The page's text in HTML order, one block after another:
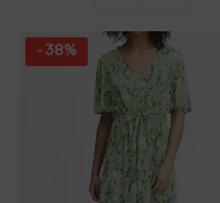
- 38%